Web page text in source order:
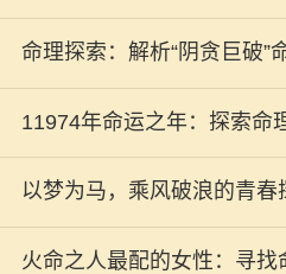
命理探索：解析“阴贪巨破”
11974年命运之年：探索命
以梦为马，乘风破浪的青春
火命之人最配的女性：寻找